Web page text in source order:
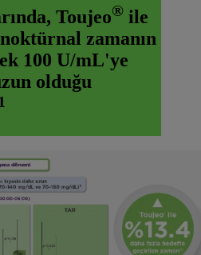
Toujeo® ile
zamanın
100 U/mL'ye
olduğu